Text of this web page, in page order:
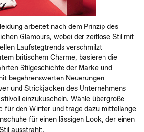
arbeitet nach dem Prinzip des
Glamours, wobei der zeitlose Stil mit
Laufstegtrends verschmilzt.
britischem Charme, basieren die
Stilgeschichte der Marke und
begehrenswerten Neuerungen
und Strickjacken des Unternehmens
einzukuscheln. Wähle übergroße
für den Winter und trage dazu mittellange
für einen lässigen Look, der einen
ausstrahlt.